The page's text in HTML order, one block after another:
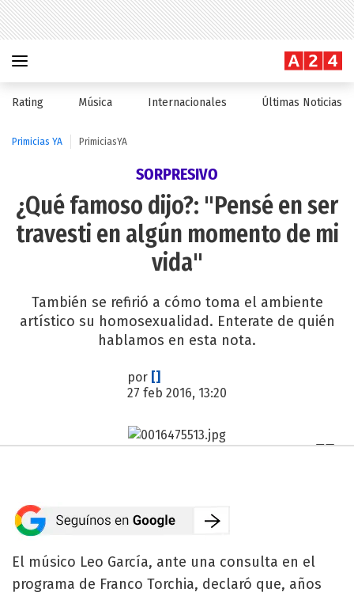
Rating Música Internacionales Últimas Noticias
Primicias YA PrimiciasYA
SORPRESIVO
¿Qué famoso dijo?: "Pensé en ser
travesti en algún momento de mi
vida"
También se refirió a cómo toma el ambiente
artístico su homosexualidad. Enterate de quién
hablamos en esta nota.
por []
27 feb 2016, 13:20
El músico Leo García, ante una consulta en el
programa de Franco Torchia, declaró que, años